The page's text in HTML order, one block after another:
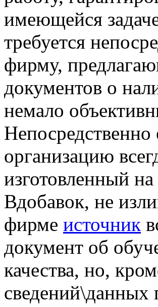
имеющейся
требуется
фирму,
документов о
немало
организацию
изготовленный
Вдобавок, не
фирме источник
документ об
качества, но,
сведений\данных